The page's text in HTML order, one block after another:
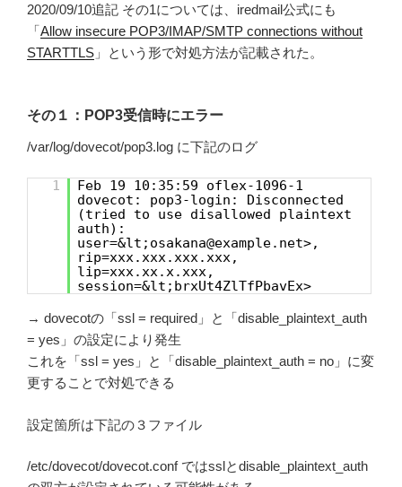
2020/09/10追記 その1については、iredmail公式にも
「Allow insecure POP3/IMAP/SMTP connections without
STARTTLS 」という形で対処方法が記載された。
その１：POP3受信時にエラー
/var/log/dovecot/pop3.log に下記のログ
1
Feb 19 10:35:59 oflex-1096-1
dovecot: pop3-login: Disconnected
(tried to use disallowed plaintext
auth):
user=&lt;osakana@example.net>,
rip=xxx.xxx.xxx.xxx,
lip=xxx.xx.x.xxx,
session=&lt;brxUt4ZlTfPbavEx>
→ dovecotの「ssl = required」と「disable_plaintext_auth
= yes」の設定により発生
これを「ssl = yes」と「disable_plaintext_auth = no」に変
更することで対処できる
設定箇所は下記の３ファイル
/etc/dovecot/dovecot.conf ではsslとdisable_plaintext_auth